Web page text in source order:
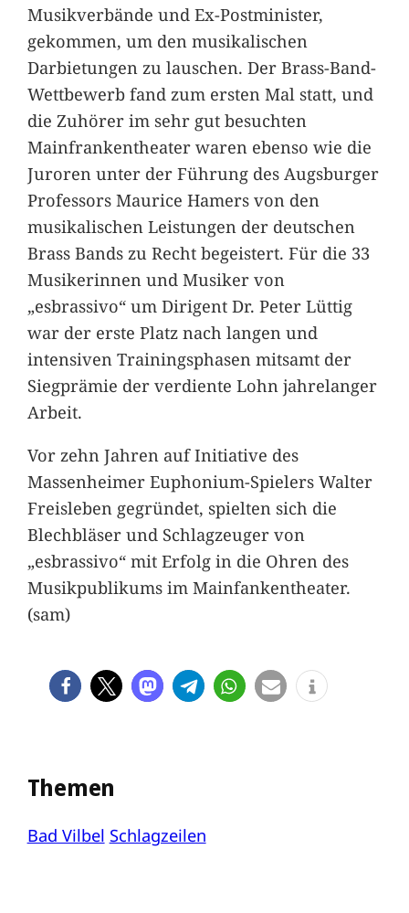
Musikverbände und Ex-Postminister,
gekommen, um den musikalischen
Darbietungen zu lauschen. Der Brass-Band-
Wettbewerb fand zum ersten Mal statt, und
die Zuhörer im sehr gut besuchten
Mainfrankentheater waren ebenso wie die
Juroren unter der Führung des Augsburger
Professors Maurice Hamers von den
musikalischen Leistungen der deutschen
Brass Bands zu Recht begeistert. Für die 33
Musikerinnen und Musiker von
„esbrassivo“ um Dirigent Dr. Peter Lüttig
war der erste Platz nach langen und
intensiven Trainingsphasen mitsamt der
Siegprämie der verdiente Lohn jahrelanger
Arbeit.
Vor zehn Jahren auf Initiative des
Massenheimer Euphonium-Spielers Walter
Freisleben gegründet, spielten sich die
Blechbläser und Schlagzeuger von
„esbrassivo“ mit Erfolg in die Ohren des
Musikpublikums im Mainfankentheater.
(sam)
Themen
Bad Vilbel Schlagzeilen